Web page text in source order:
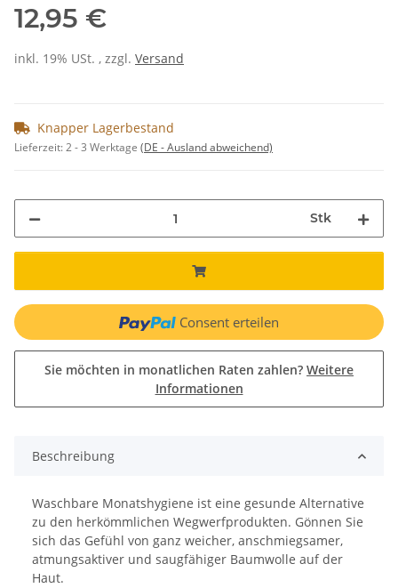
12,95 €
inkl. 19% USt. , zzgl. Versand
Knapper Lagerbestand
Lieferzeit:2 - 3 Werktage (DE - Ausland abweichend)
Stk
Consent erteilen
Sie möchten in monatlichen Raten zahlen? Weitere
Informationen
Beschreibung
Waschbare Monatshygiene ist eine gesunde Alternative
zu den herkömmlichen Wegwerfprodukten. Gönnen Sie
sich das Gefühl von ganz weicher, anschmiegsamer,
atmungsaktiver und saugfähiger Baumwolle auf der
Haut.